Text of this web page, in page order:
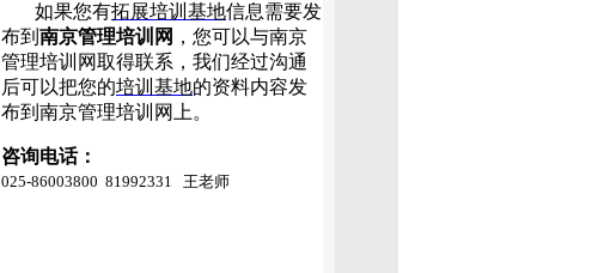
如果您有拓展培训基地信息需要发
布到 南京管理培训网 ，您可以与南京
管理培训网取得联系，我们经过沟通
后可以把您的培训基地的资料内容发
布到南京管理培训网上。
咨询电话：
025-86003800 81992331 王老师